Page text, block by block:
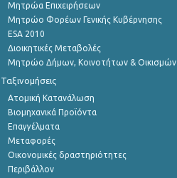
Μητρώα Επιχειρήσεων
Μητρώο Φορέων Γενικής Κυβέρνησης
ESA 2010
Διοικητικές Μεταβολές
Μητρώο Δήμων, Κοινοτήτων & Οικισμών
Ταξινομήσεις
Ατομική Κατανάλωση
Βιομηχανικά Προϊόντα
Επαγγέλματα
Μεταφορές
Οικονομικές δραστηριότητες
Περιβάλλον